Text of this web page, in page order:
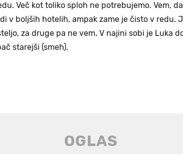
Več kot toliko sploh ne potrebujemo. Vem,
v boljših hotelih, ampak zame je čisto v redu.
za druge pa ne vem. V najini sobi je Luka
starejši (smeh).